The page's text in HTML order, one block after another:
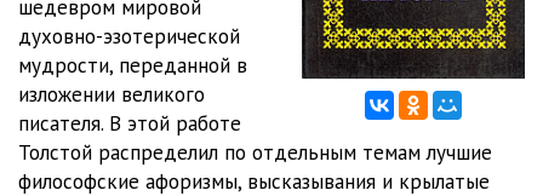
12. Ч. 1. Гл 12. Гнев 29:38
13. Ч. 1. Гл 13. Гордость 17:31
14. Ч. 1. Гл 14. Неравенство
15. Ч. 1. Гл 15. Насилие 50:23
шедевром мировой
духовно-эзотерической
мудрости, переданной в
изложении великого
писателя. В этой работе
Толстой распределил по отдельным темам лучшие
философские афоризмы, высказывания и крылатые